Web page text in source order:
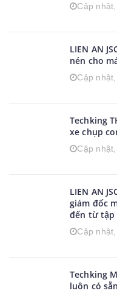
Cập nhật,
LIEN AN
nén cho
Cập nhật,
Techking
xe chụp
Cập nhật,
LIEN AN
giám đốc
đến từ tập
Cập nhật,
Techking
luôn có